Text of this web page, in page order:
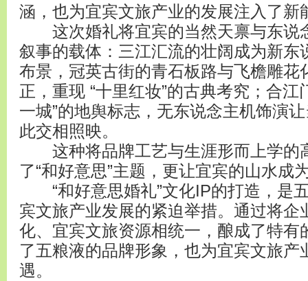
涵，也为宜宾文旅产业的发展注入了新
这次婚礼将宜宾的当然天禀与东说
叙事的载体：三江汇流的壮阔成为新东
布景，冠英古街的青石板路与飞檐雕花
正，重现 “十里红妆”的古典考究；合江
一城”的地舆标志，无东说念主机饰演
此交相照映。
这种将品牌工艺与生涯形而上学的
了“和好意思”主题，更让宜宾的山水成
“和好意思婚礼”文化IP的打造，是
宾文旅产业发展的紧迫举措。通过将企
化、宜宾文旅资源相统一，酿成了特有
了五粮液的品牌形象，也为宜宾文旅产
遇。